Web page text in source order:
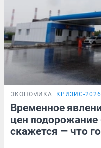
ЭКОНОМИКА КРИЗИС-2026
Временное
цен подорожание
скажется — что